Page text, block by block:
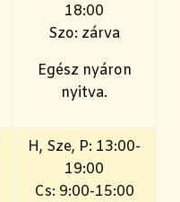
18:00
Szo: zárva
Egész nyáron
nyitva.
H, Sze, P: 13:00-
19:00
Cs: 9:00-15:00